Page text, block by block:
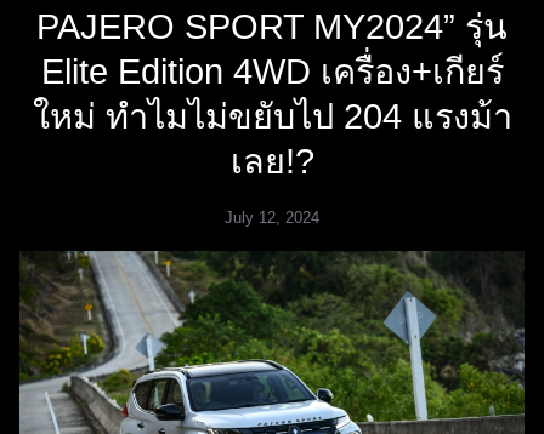
PAJERO SPORT MY2024” รุ่น
Elite Edition 4WD เครื่อง+เกียร์
ใหม่ ทำไมไม่ขยับไป 204 แรงม้า
เลย!?
July 12, 2024